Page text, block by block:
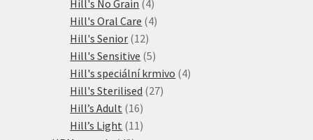
Hill's No Grain 4
produkty
Hill's Oral Care 44
Hill's Senior 1212
produktů
Hill's Sensitive 55
produktů
Hill's speciální krmivo 44
Hill's Sterilised 2727
Hill’s Adult 1616
produktů
Hill’s Light 11 11